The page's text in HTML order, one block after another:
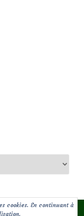
cookies. En continuant à